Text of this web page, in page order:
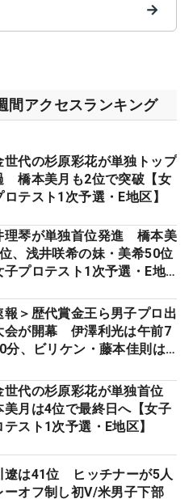
→
間アクセスランキング
世代の杉原彩花が単独トップ
橋本美月も2位で突破【女
ロテスト1次予選・E地区】
理琴が単独首位発進 橋本美
、浅井咲希の妹・美希50位
子プロテスト1次予選・E地
報＞歴代賞金王ら男子プロ出
会が開幕 伊澤利光は午前7
分、ビリケン・藤本佳則は
JOYX OPEN】
世代の杉原彩花が単独首位
美月は4位で最終日へ【女子
テスト1次予選・E地区】
遼は41位 ヒッチナーが5人
ーオフ制し初V/米男子下部